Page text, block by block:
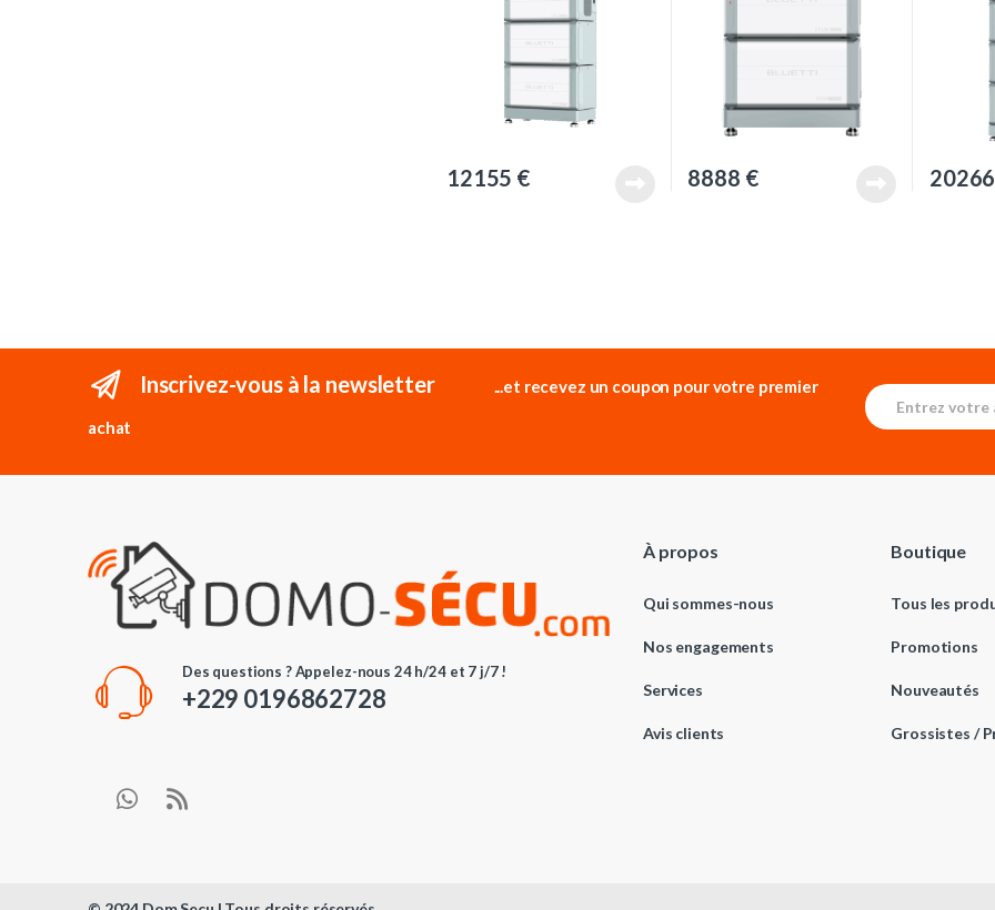
12155 € 8888 €
Inscrivez-vous à la newsletter ...et recevez un coupon pour votre premier
achat
*
*
a
E
m
l
Des questions ? Appelez-nous 24 h/24 et 7 j/7 !
+229 0196862728
À propos
Qui sommes-nous
Nos engagements
Services
Avis clients
Boutique
Tous les
Promotions
Nouveautés
Grossistes /